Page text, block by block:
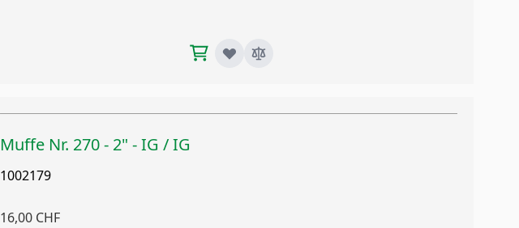
Muffe Nr. 270 - 2" - IG / IG
1002179
16,00 CHF